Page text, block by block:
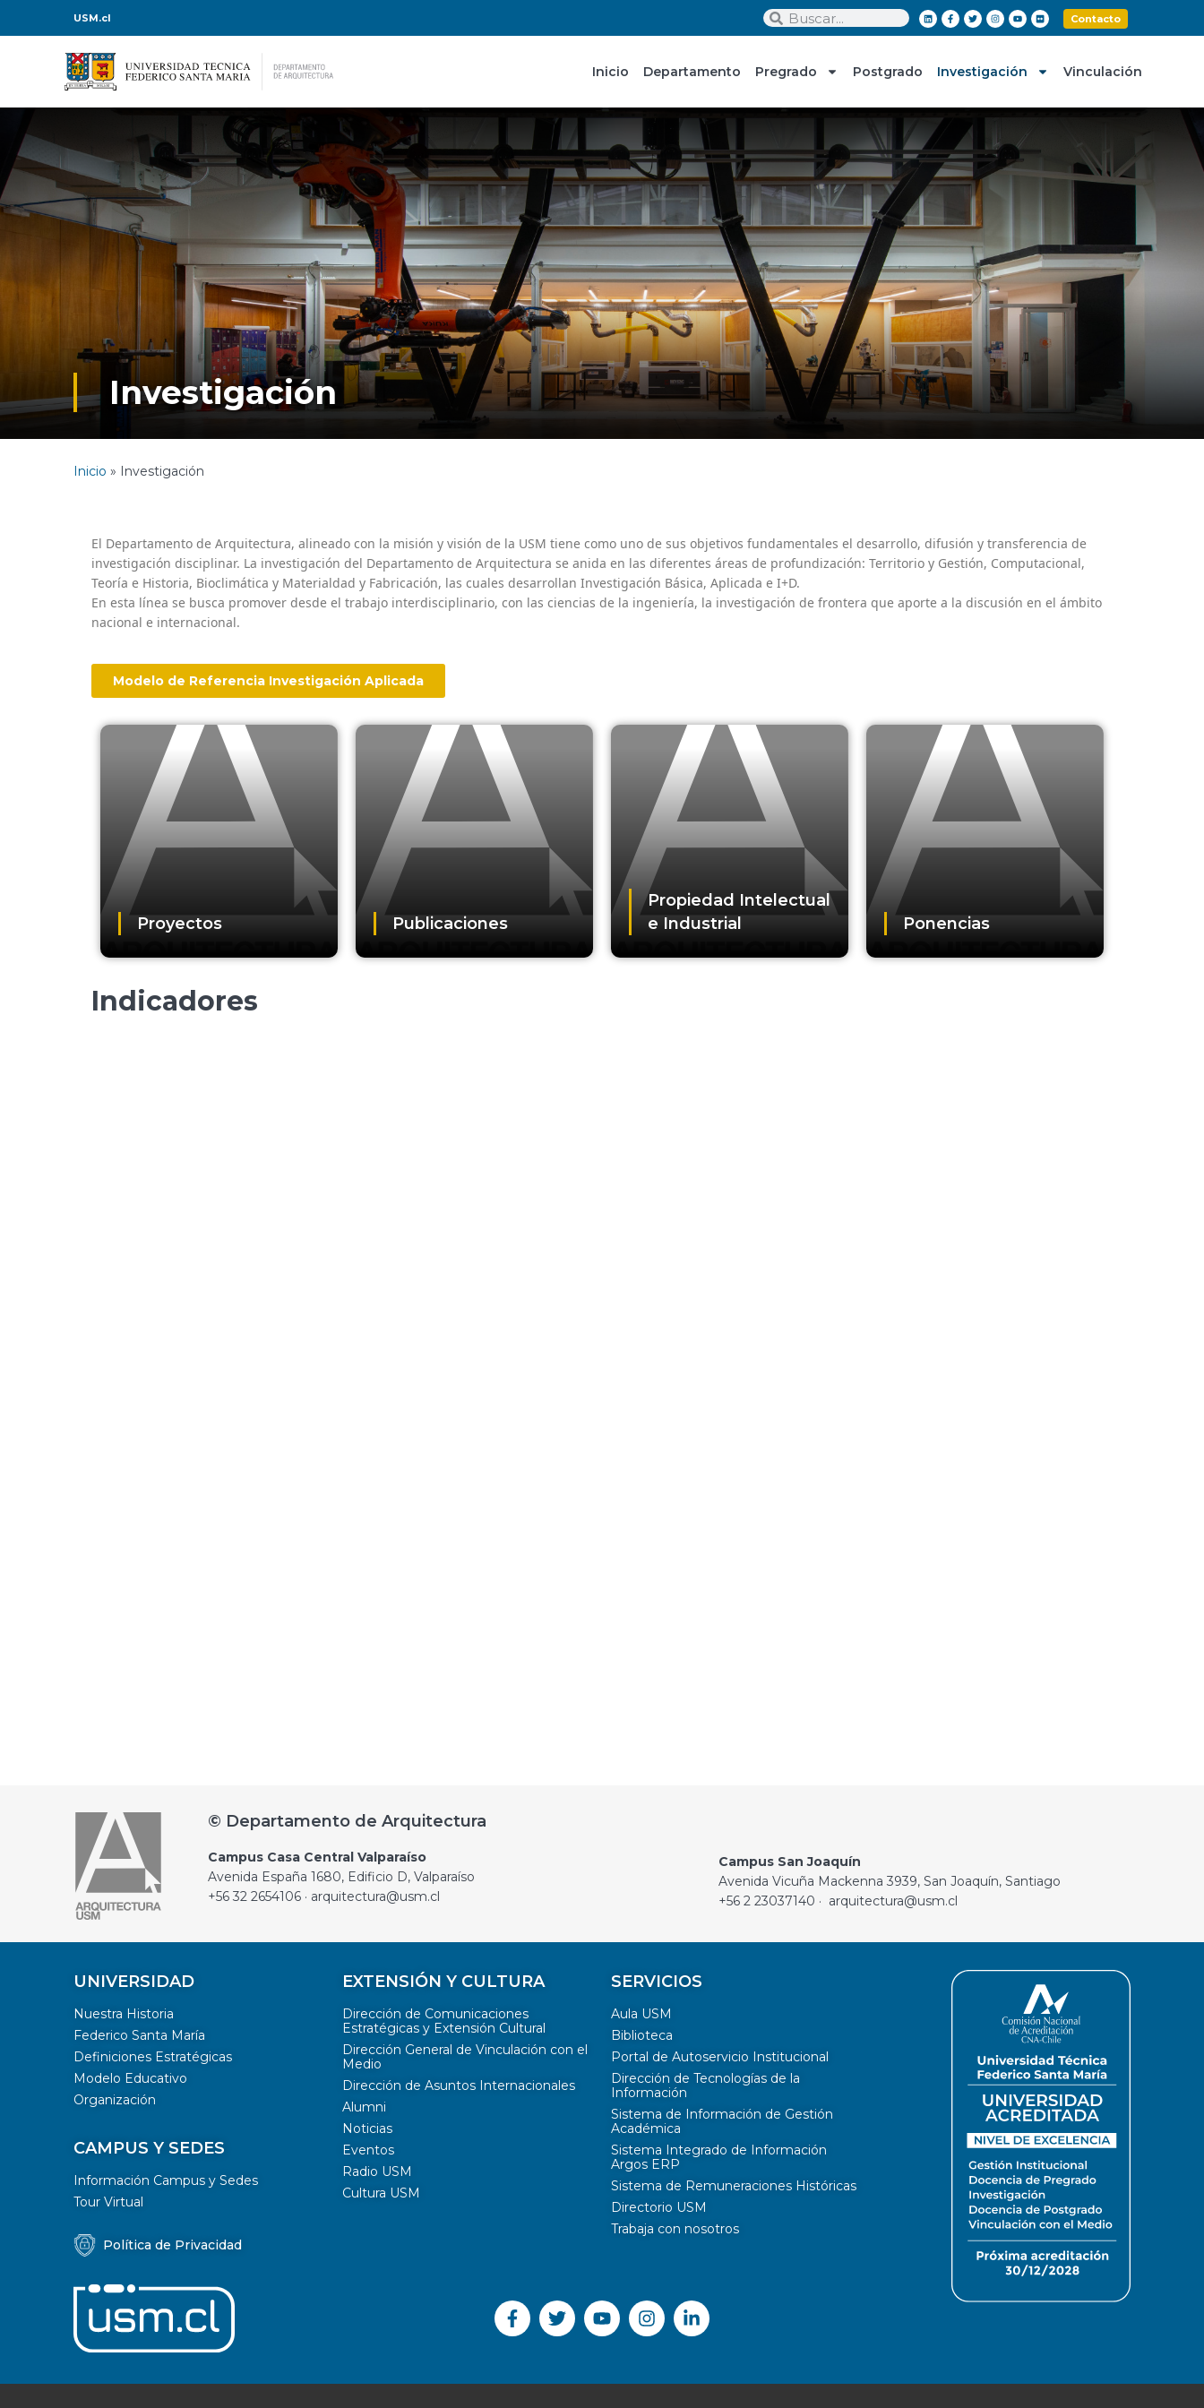
USM.cl Contacto
Inicio Departamento Pregrado Postgrado Investigación Vinculación
Investigación
Inicio » Investigación
El Departamento de Arquitectura, alineado con la misión y visión de la USM tiene como uno de sus objetivos fundamentales el desarrollo, difusión y transferencia de
investigación disciplinar. La investigación del Departamento de Arquitectura se anida en las diferentes áreas de profundización: Territorio y Gestión, Computacional,
Teoría e Historia, Bioclimática y Materialdad y Fabricación, las cuales desarrollan Investigación Básica, Aplicada e I+D.
En esta línea se busca promover desde el trabajo interdisciplinario, con las ciencias de la ingeniería, la investigación de frontera que aporte a la discusión en el ámbito
nacional e internacional.
Modelo de Referencia Investigación Aplicada
Proyectos Publicaciones
Propiedad Intelectual
e Industrial
Ponencias
Indicadores
© Departamento de Arquitectura
Campus Casa Central Valparaíso
Avenida España 1680, Edificio D, Valparaíso
+56 32 2654106 · arquitectura@usm.cl
Campus San Joaquín
Avenida Vicuña Mackenna 3939, San Joaquín, Santiago
+56 2 23037140 · arquitectura@usm.cl
UNIVERSIDAD
Nuestra Historia
Federico Santa María
Definiciones Estratégicas
Modelo Educativo
Organización
CAMPUS Y SEDES
Información Campus y Sedes
Tour Virtual
Política de Privacidad
EXTENSIÓN Y CULTURA
Dirección de Comunicaciones
Estratégicas y Extensión Cultural
Dirección General de Vinculación con el
Medio
Dirección de Asuntos Internacionales
Alumni
Noticias
Eventos
Radio USM
Cultura USM
SERVICIOS
Aula USM
Biblioteca
Portal de Autoservicio Institucional
Dirección de Tecnologías de la
Información
Sistema de Información de Gestión
Académica
Sistema Integrado de Información
Argos ERP
Sistema de Remuneraciones Históricas
Directorio USM
Trabaja con nosotros